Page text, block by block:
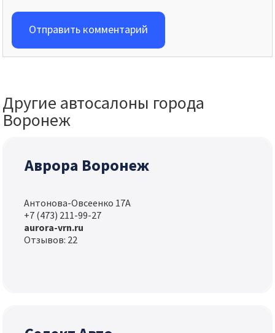
Отправить комментарий
Другие автосалоны города
Воронеж
Аврора Воронеж
Антонова-Овсеенко 17А
+7 (473) 211-99-27
aurora-vrn.ru
Отзывов: 22